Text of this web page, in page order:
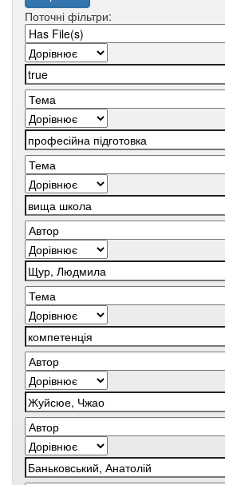
Поточні фільтри: